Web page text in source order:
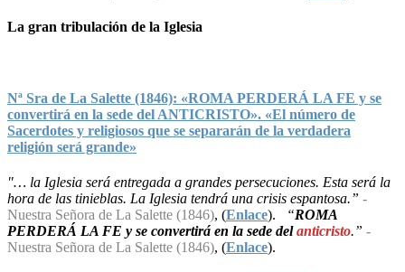
La gran tribulación de la Iglesia
Nª Sra de La Salette (1846): «ROMA PERDERÁ LA FE y se
convertirá en la sede del ANTICRISTO». «El número de
Sacerdotes y religiosos que se separarán de la verdadera
religión será grande»
"… la Iglesia será entregada a grandes persecuciones. Esta será la
hora de las tinieblas. La Iglesia tendrá una crisis espantosa.” -
Nuestra Señora de La Salette (1846), (Enlace). “ROMA
PERDERÁ LA FE y se convertirá en la sede delanticristo.” -
Nuestra Señora de La Salette (1846), (Enlace).